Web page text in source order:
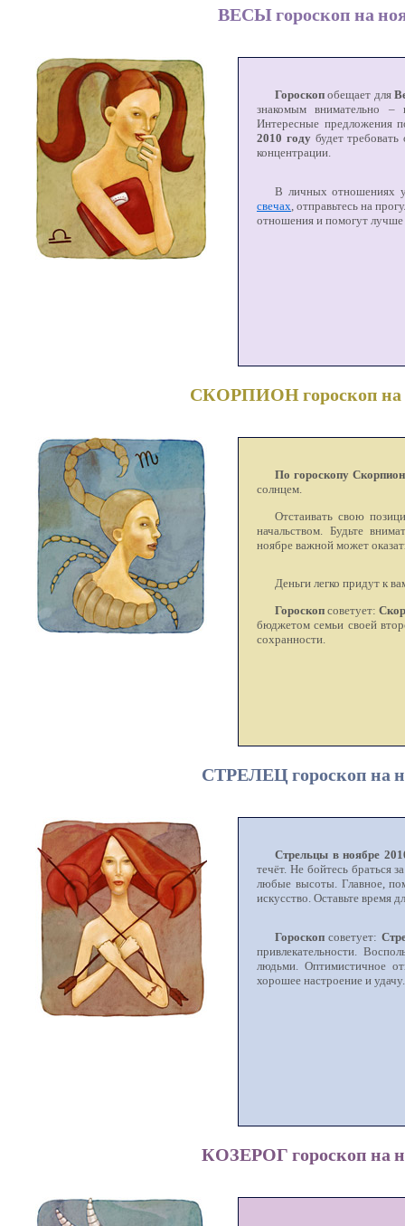
ВЕСЫ гороскоп на
Гороскоп обещает для
знакомым внимательно
Интересные предложения
2010 годубудет требовать
концентрации.
В личных отношениях
свечах , отправьтесь на
отношения и помогут лучше
СКОРПИОН гороскоп на
По гороскопу
солнцем.
Отстаивать свою
начальством. Будьте
ноябре важной может
Деньги легко придут к
Гороскоп советует:
бюджетом семьи своей
сохранности.
СТРЕЛЕЦ гороскоп на
Стрельцы в ноябре
течёт. Не бойтесь браться
любые высоты. Главное,
искусство. Оставьте время
Гороскоп советует:
привлекательности.
людьми. Оптимистичное
хорошее настроение и удачу.
КОЗЕРОГ гороскоп на